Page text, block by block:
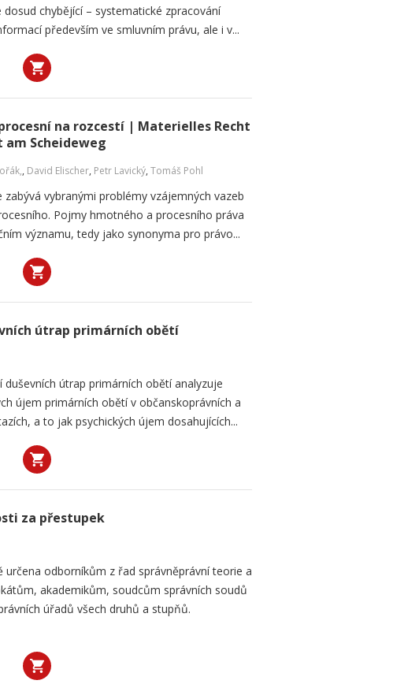
chybějící – systematické zpracování
především ve smluvním právu, ale i v...
na rozcestí | Materielles Recht
am Scheideweg
, David Elischer, Petr Lavický, Tomáš Pohl
zabývá vybranými problémy vzájemných vazeb
Pojmy hmotného a procesního práva
významu, tedy jako synonyma pro právo...
útrap primárních obětí
duševních útrap primárních obětí analyzuje
újem primárních obětí v občanskoprávních a
a to jak psychických újem dosahujících...
za přestupek
určena odborníkům z řad správněprávní teorie a
akademikům, soudcům správních soudů
úřadů všech druhů a stupňů.